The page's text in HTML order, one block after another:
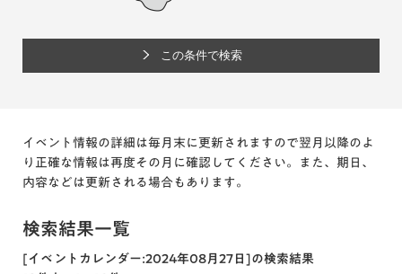
イベント情報の詳細は毎月末に更新されますので翌月以降のよ
り正確な情報は再度その月に確認してください。また、期日、
内容などは更新される場合もあります。
検索結果一覧
[イベントカレンダー:2024年08月27日]の検索結果